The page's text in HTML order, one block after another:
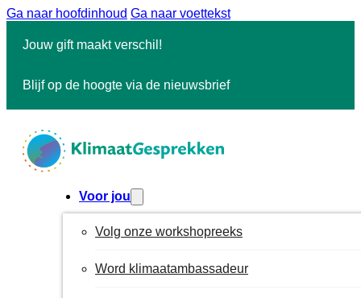
Ga naar hoofdinhoud Ga naar voettekst
Jouw gift maakt verschil!
Blijf op de hoogte via de nieuwsbrief
Voor jou
Volg onze workshopreeks
Word klimaatambassadeur